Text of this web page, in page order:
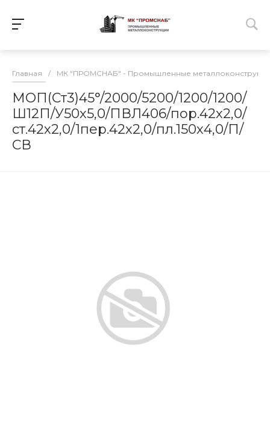
Главная / МК "ПРОМСНАБ" - Промышленные
МОП(Ст3)45°/2000/5200/1200/1200/
Ш12П/У50х5,0/ПВЛ406/пор.42х2,0/
ст.42х2,0/1пер.42х2,0/пл.150х4,0/П/
СВ